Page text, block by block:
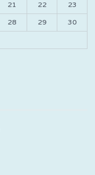
21 22 23
28 29 30